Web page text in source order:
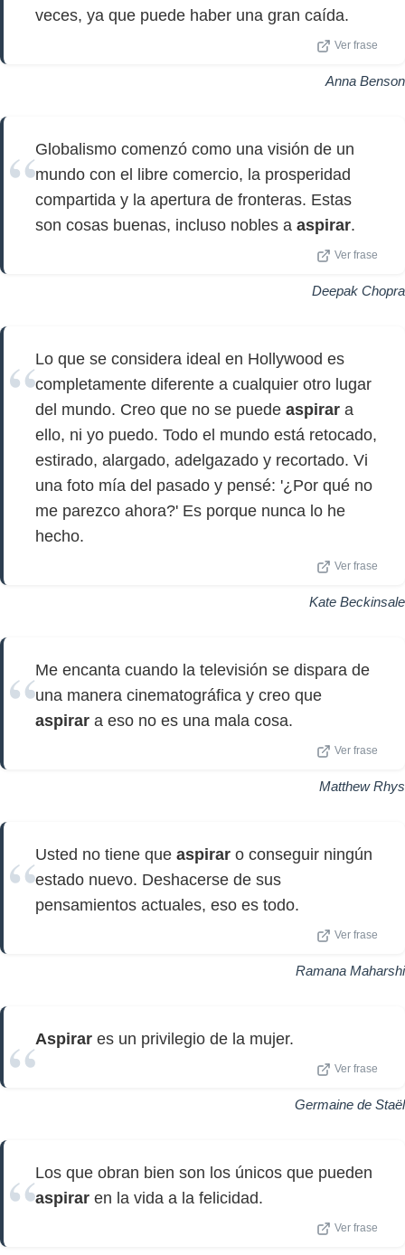
veces, ya que puede haber una gran caída.
Ver frase
Anna Benson
Globalismo comenzó como una visión de un
mundo con el libre comercio, la prosperidad
compartida y la apertura de fronteras. Estas
son cosas buenas, incluso nobles a aspirar.
Ver frase
Deepak Chopra
Lo que se considera ideal en Hollywood es
completamente diferente a cualquier otro lugar
del mundo. Creo que no se puede aspirar a
ello, ni yo puedo. Todo el mundo está retocado,
estirado, alargado, adelgazado y recortado. Vi
una foto mía del pasado y pensé: '¿Por qué no
me parezco ahora?' Es porque nunca lo he
hecho.
Ver frase
Kate Beckinsale
Me encanta cuando la televisión se dispara de
una manera cinematográfica y creo que
aspirar a eso no es una mala cosa.
Ver frase
Matthew Rhys
Usted no tiene que aspirar o conseguir ningún
estado nuevo. Deshacerse de sus
pensamientos actuales, eso es todo.
Ver frase
Ramana Maharshi
Aspirar es un privilegio de la mujer.
Ver frase
Germaine de Staël
Los que obran bien son los únicos que pueden
aspirar en la vida a la felicidad.
Ver frase